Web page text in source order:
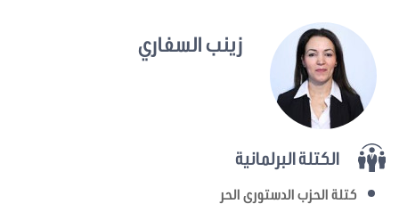
زينب السفاري
الكتلة البرلمانية
كتلة الحزب الدستوري الحر